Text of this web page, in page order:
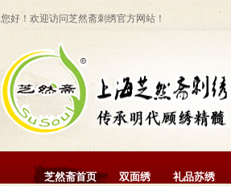
您好！欢迎访问芝然斋刺绣官方网站！
芝然斋首页 双面绣 礼品苏绣